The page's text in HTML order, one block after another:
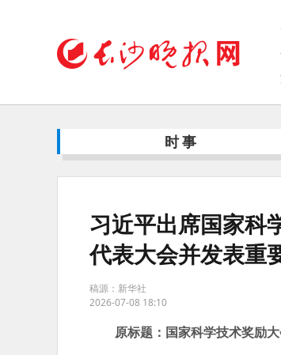
时事
习近平出席国家科
代表大会并发表重
稿源：新华社
2026-07-08 18:10
原标题：国家科学技术奖励